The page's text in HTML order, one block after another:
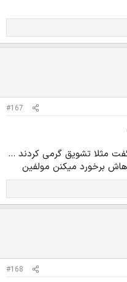
#167
مثلا تشویق گرمی کردند ...
برخورد میکنن مولفین
#168